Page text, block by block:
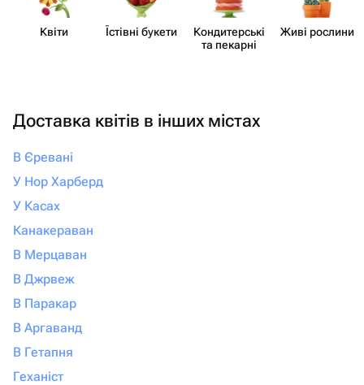
Квіти Їстівні букети
Кондит​ерські
та пекарні
Живі рослини
Доставка квітів в інших містах
В Єревані
У Нор Харберд
У Касах
Канакераван
В Мерцаван
В Джрвеж
В Паракар
В Аргаванд
В Гетапня
Геханіст